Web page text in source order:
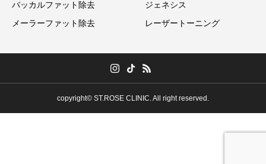
バッカルファット除去
メーラーファット除去
ジェネシス
レーザートーニング
copyright© ST.ROSE CLINIC. All right reserved.